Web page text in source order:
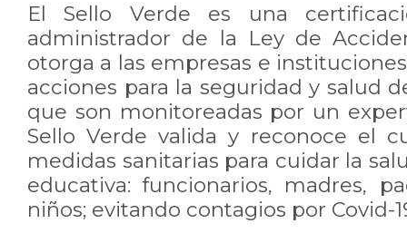
El Sello Verde es una
administrador de la Ley de
otorga a las empresas e
acciones para la seguridad y salud
que son monitoreadas por un
Sello Verde valida y reconoce el
medidas sanitarias para cuidar la
educativa: funcionarios, madres,
niños; evitando contagios por Covid-